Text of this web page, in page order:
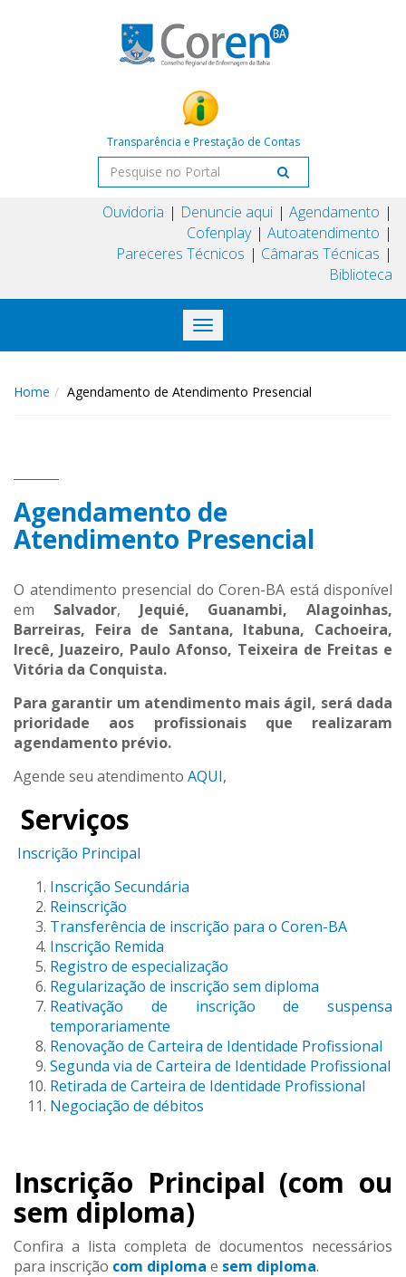
Transparência e Prestação de Contas
Ouvidoria Denuncie aqui
Agendamento
Cofenplay
Autoatendimento
Pareceres Técnicos
Câmaras Técnicas
Biblioteca
Toggle
navigation
Home Agendamento de Atendimento Presencial
Agendamento de
Atendimento Presencial
O atendimento presencial do Coren-BA está disponível
em Salvador, Jequié, Guanambi, Alagoinhas,
Barreiras, Feira de Santana, Itabuna, Cachoeira,
Irecê, Juazeiro, Paulo Afonso, Teixeira de Freitas e
Vitória da Conquista.
Para garantir um atendimento mais ágil, será dada
prioridade aos profissionais que realizaram
agendamento prévio.
Agende seu atendimento AQUI,
Serviços
Inscrição Principal
Inscrição Secundária
Reinscrição
Transferência de inscrição para o Coren-BA
Inscrição Remida
Registro de especialização
Regularização de inscrição sem diploma
Reativação de inscrição de suspensa
temporariamente
Renovação de Carteira de Identidade Profissional
Segunda via de Carteira de Identidade Profissional
Retirada de Carteira de Identidade Profissional
Negociação de débitos
Inscrição Principal (com ou
sem diploma)
Confira a lista completa de documentos necessários
para inscrição com diploma e sem diploma.